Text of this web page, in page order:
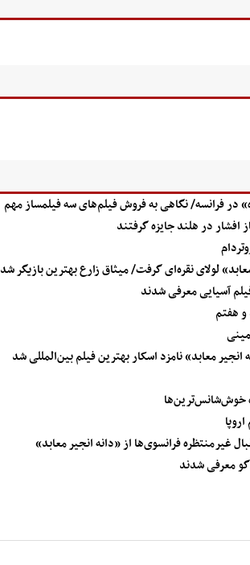
فرانسه/ نگاهی به فروش فیلم‌های سه فیلمساز مهم
لولای نقره‌ای گرفت/ میثاق زارع بهترین بازیگر شد
آسیایی معرفی شدند
و هفتم
معابد» نامزد اسکار بهترین فیلم بین‌المللی شد
خوش‌شانس‌ترین‌ها